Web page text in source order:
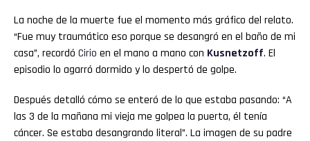
La noche de la muerte fue el momento más gráfico del relato.
“Fue muy traumático eso porque se desangró en el baño de mi
casa”, recordó Cirio en el mano a mano con Kusnetzoff. El
episodio lo agarró dormido y lo despertó de golpe.
Después detalló cómo se enteró de lo que estaba pasando: “A
las 3 de la mañana mi vieja me golpea la puerta, él tenía
cáncer. Se estaba desangrando literal”. La imagen de su padre